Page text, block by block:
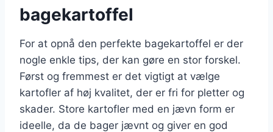
bagekartoffel
For at opnå den perfekte bagekartoffel er der
nogle enkle tips, der kan gøre en stor forskel.
Først og fremmest er det vigtigt at vælge
kartofler af høj kvalitet, der er fri for pletter og
skader. Store kartofler med en jævn form er
ideelle, da de bager jævnt og giver en god